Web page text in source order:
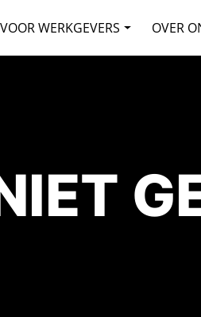
VOOR WERKGEVERS OVER